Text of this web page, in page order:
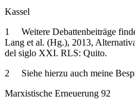
Kassel
1 Weitere Debattenbeiträge
Lang et al. (Hg.), 2013,
del siglo XXI. RLS: Quito.
2 Siehe hierzu auch meine
Marxistische Erneuerung 92